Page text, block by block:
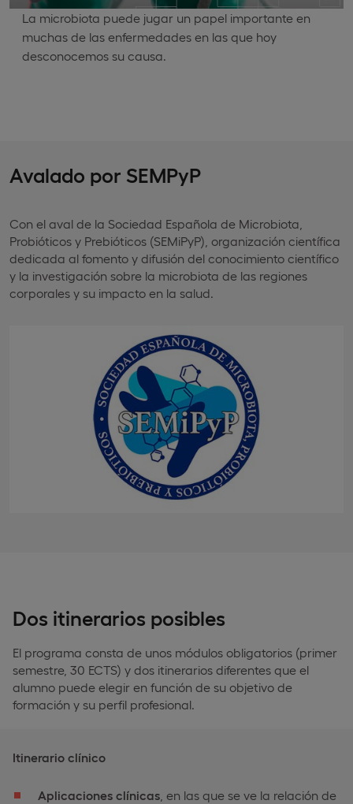
La microbiota puede jugar un papel importante en
muchas de las enfermedades en las que hoy
desconocemos su causa.
Avalado por SEMPyP
Con el aval de la Sociedad Española de Microbiota,
Probióticos y Prebióticos (SEMiPyP), organización científica
dedicada al fomento y difusión del conocimiento científico
y la investigación sobre la microbiota de las regiones
corporales y su impacto en la salud.
Dos itinerarios posibles
El programa consta de unos módulos obligatorios (primer
semestre, 30 ECTS) y dos itinerarios diferentes que el
alumno puede elegir en función de su objetivo de
formación y su perfil profesional.
Itinerario clínico
Aplicaciones clínicas , en las que se ve la relación de